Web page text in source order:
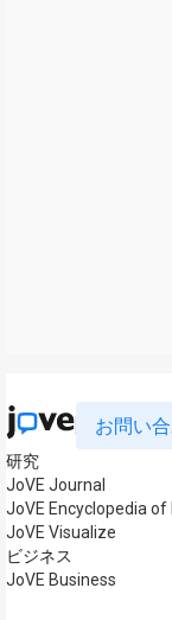
お問い
研究
JoVE Journal
JoVE Encyclopedia
JoVE Visualize
ビジネス
JoVE Business